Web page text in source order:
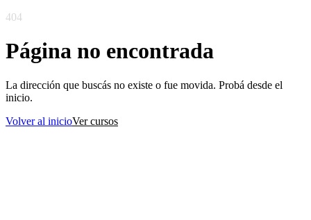
404
Página no encontrada
La dirección que buscás no existe o fue movida. Probá desde el
inicio.
Volver al inicioVer cursos